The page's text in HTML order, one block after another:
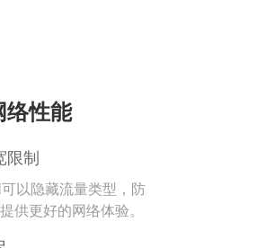
络性能
限制
以隐藏流量类型，防
供更好的网络体验。